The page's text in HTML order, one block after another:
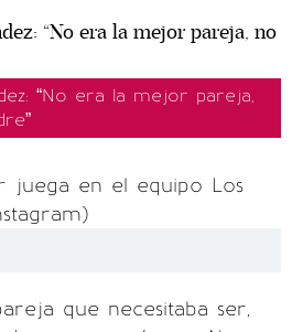
“No era la mejor pareja,
juega en el equipo Los
que necesitaba ser,